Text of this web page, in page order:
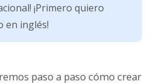
¡Primero quiero
en inglés!
paso a paso cómo crear